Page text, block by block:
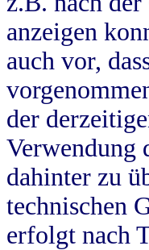
anzeigen
auch vor,
der
Verwendung
dahinter zu
technischen
erfolgt nach